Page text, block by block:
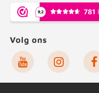
Volg ons